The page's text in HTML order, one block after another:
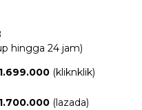
hingga 24 jam)
(kliknklik)
(lazada)